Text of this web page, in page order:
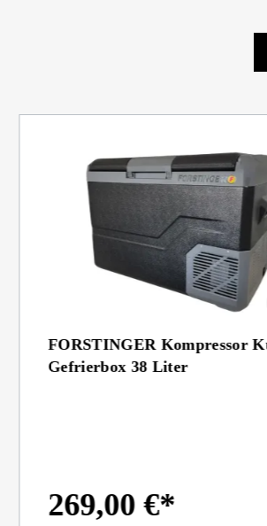
FORSTINGER Kompressor
Gefrierbox 38 Liter
269,00 €*